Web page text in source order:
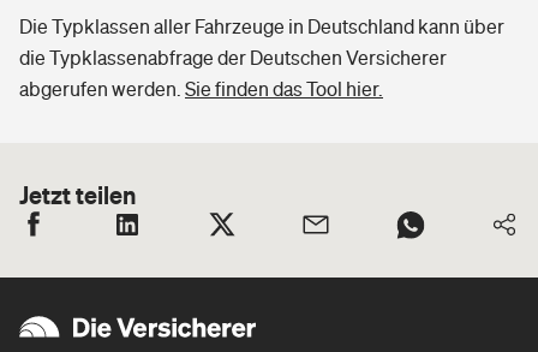
Die Typklassen aller Fahrzeuge in Deutschland kann über
die Typklassenabfrage der Deutschen Versicherer
abgerufen werden. Sie finden das Tool hier.
Jetzt teilen